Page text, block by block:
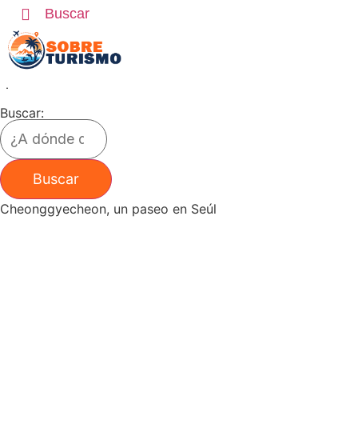
contenido
Buscar
Buscar:
Cheonggyecheon, un paseo en Seúl